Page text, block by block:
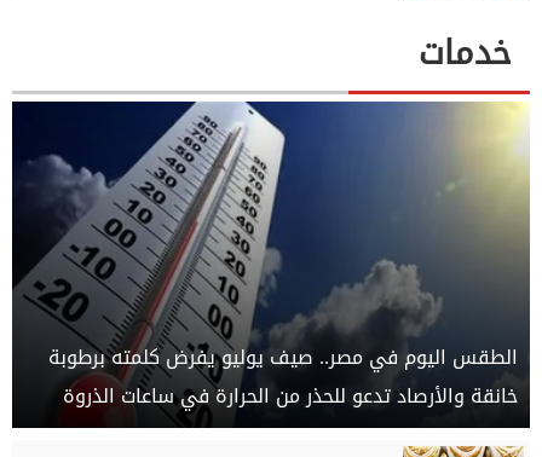
خدمات
الطقس اليوم في مصر.. صيف يوليو يفرض كلمته برطوبة
خانقة والأرصاد تدعو للحذر من الحرارة في ساعات الذروة